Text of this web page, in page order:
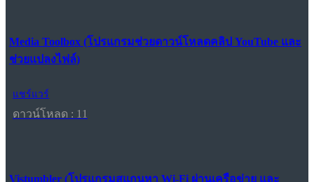
Media Toolbox (โปรแกรมช่วยดาวน์โหลดคลิป YouTube และ
ช่วยแปลงไฟล์)
แชร์แวร์
ดาวน์โหลด : 11
Vistumbler (โปรแกรมสแกนหา Wi-Fi ผ่านเครือข่าย และ